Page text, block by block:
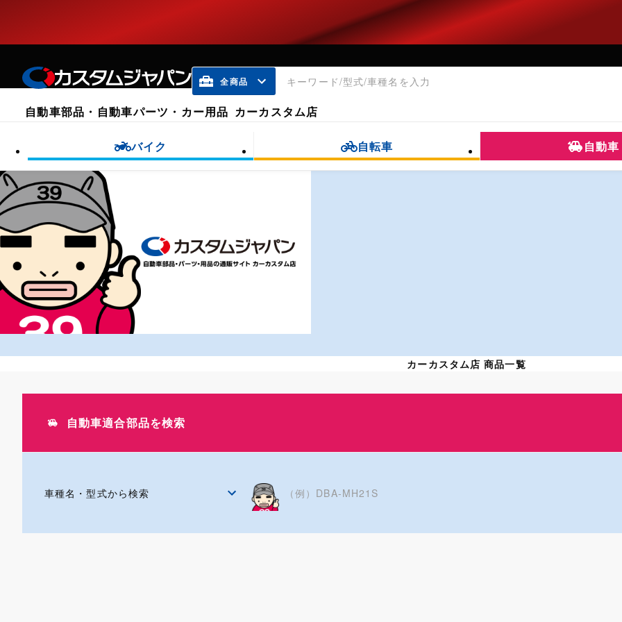
全商品
全商品
バイク
整備用品
取扱メーカー
検索方法
自動車部品・自動車パーツ・カー用品 カーカスタム店
バイク 自転車 自動車
カーカスタム店 商品一覧
自動車適合部品を検索